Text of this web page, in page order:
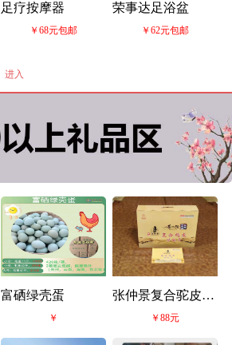
足疗按摩器
￥68元包邮
荣事达足浴盆
￥62元包邮
进入
富硒绿壳蛋
￥
张仲景复合驼皮磁
￥88元